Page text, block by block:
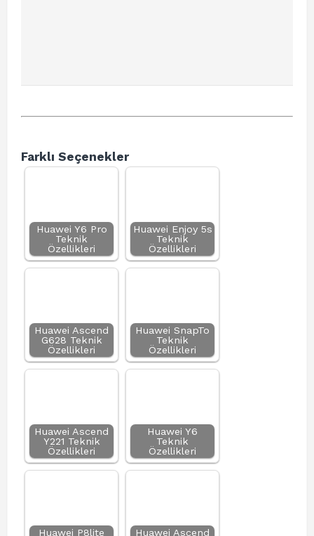
Farklı Seçenekler
Huawei Y6 Pro
Teknik
Özellikleri
Huawei Enjoy 5s
Teknik
Özellikleri
Huawei Ascend
G628 Teknik
Özellikleri
Huawei SnapTo
Teknik
Özellikleri
Huawei Ascend
Y221 Teknik
Özellikleri
Huawei Y6
Teknik
Özellikleri
Huawei P8lite
Huawei Ascend